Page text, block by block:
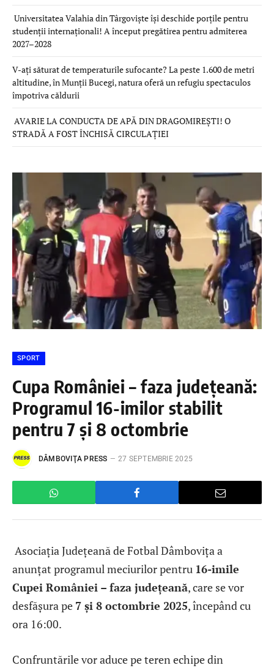
Universitatea Valahia din Târgoviște își deschide porțile pentru
studenții internaționali! A început pregătirea pentru admiterea
2027–2028
V-ați săturat de temperaturile sufocante? La peste 1.600 de metri
altitudine, în Munții Bucegi, natura oferă un refugiu spectaculos
împotriva căldurii
AVARIE LA CONDUCTA DE APĂ DIN DRAGOMIREȘTI! O
STRADĂ A FOST ÎNCHISĂ CIRCULAȚIEI
SPORT
Cupa României – faza județeană:
Programul 16-imilor stabilit
pentru 7 și 8 octombrie
DÂMBOVIŢA PRESS 27 SEPTEMBRIE 2025
Asociația Județeană de Fotbal Dâmbovița a
anunțat programul meciurilor pentru 16-imile
Cupei României – faza județeană, care se vor
desfășura pe 7 și 8 octombrie 2025, începând cu
ora 16:00.
Confruntările vor aduce pe teren echipe din